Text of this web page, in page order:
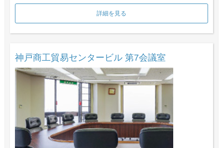
詳細を見る
神戸商工貿易センタービル 第7会議室